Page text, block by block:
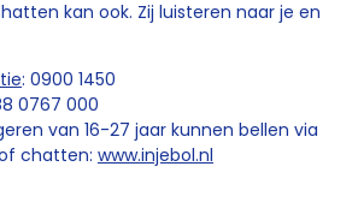
kan ook. Zij luisteren naar je en
: 0900 1450
0767 000
van 16-27 jaar kunnen bellen via
chatten: www.injebol.nl